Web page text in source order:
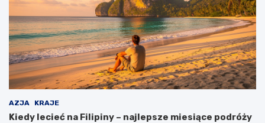
AZJA KRAJE
Kiedy lecieć na Filipiny – najlepsze miesiące podróży